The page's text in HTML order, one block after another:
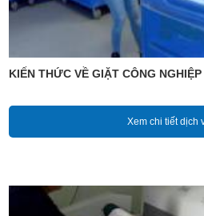
KIẾN THỨC VỀ GIẶT CÔNG
Xem chi tiết dịch